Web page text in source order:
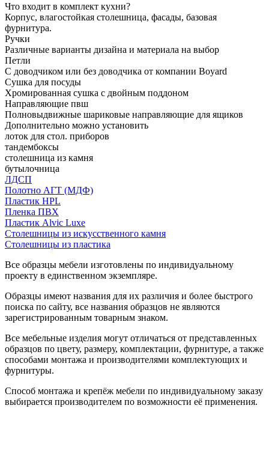
Что входит в комплект кухни?
Корпус, влагостойкая столешница, фасады, базовая
фурнитура.
Ручки
Различные варианты дизайна и материала на выбор
Петли
С доводчиком или без доводчика от компании Boyard
Сушка для посуды
Хромированная сушка с двойным поддоном
Направляющие пвш
Полновыдвижные шариковые направляющие для ящиков
Дополнительно можно установить
лоток для стол. приборов
тандембоксы
столешница из камня
бутылочница
ЛДСП
Полотно АГТ (МДФ)
Пластик HPL
Пленка ПВХ
Пластик Alvic Luxe
Столешницы из искусственного камня
Столешницы из пластика
Все образцы мебели изготовлены по индивидуальному
проекту в единственном экземпляре.
Образцы имеют названия для их различия и более быстрого
поиска по сайту, все названия образцов не являются
зарегистрированным товарным знаком.
Все мебельные изделия могут отличаться от представленных
образцов по цвету, размеру, комплектации, фурнитуре, а также
способами монтажа и производителями комплектующих и
фурнитуры.
Способ монтажа и крепёж мебели по индивидуальному заказу
выбирается производителем по возможности её применения.